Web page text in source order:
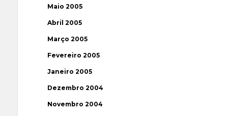
Maio 2005
Abril 2005
Março 2005
Fevereiro 2005
Janeiro 2005
Dezembro 2004
Novembro 2004